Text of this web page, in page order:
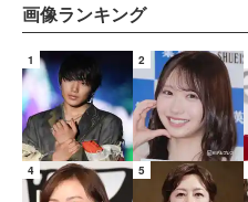
画像ランキング
1 2
4 5